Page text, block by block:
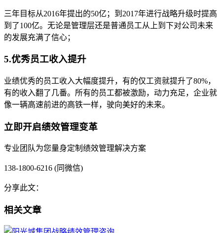
三年目标从2016年提出的50亿；到2017年进行战略升级时提高
到了100亿。无论是管理层还是普通员工从上到下对公司未来
的发展充满了信心；
5.优秀员工收入提升
业绩优秀的员工收入大幅度提升，有的仅工资就提升了80%，
有的收入翻了几番。所有的员工都被激励，动力充足，企业就
像一辆高速前进的高铁一样，驶向美好的未来。
立即开启绩效管理变革
专业团队为您量身定制绩效管理解决方案
138-1800-6216 (同微信)
分享此文：
相关文章